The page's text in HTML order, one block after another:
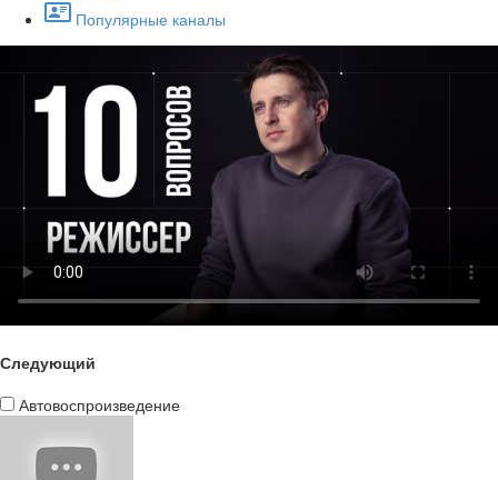
Популярные каналы
Следующий
Автовоспроизведение